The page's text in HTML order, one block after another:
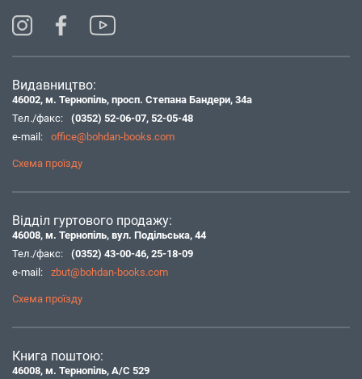
Видавництво:
46002, м. Тернопіль, просп. Степана Бандери, 34а
Тел./факс:
(0352) 52-06-07, 52-05-48
e-mail:
office@bohdan-books.com
Схема проїзду
Відділ гуртового продажу:
46008, м. Тернопіль, вул. Подільська, 44
Тел./факс:
(0352) 43-00-46, 25-18-09
e-mail:
zbut@bohdan-books.com
Схема проїзду
Книга поштою:
46008, м. Тернопіль, А/С 529